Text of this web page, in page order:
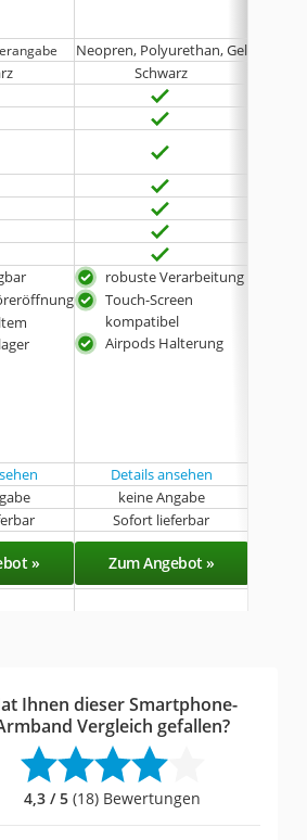
Neopren, Polyurethan, Gel
Schwarz
robuste Verarbeitung
Touch-Screen
kompatibel
Airpods Halterung
Details ansehen
keine Angabe
Sofort lieferbar
» Zum Angebot »
Ihnen dieser Smartphone-
Vergleich gefallen?
4,3 / 5 (18) Bewertungen